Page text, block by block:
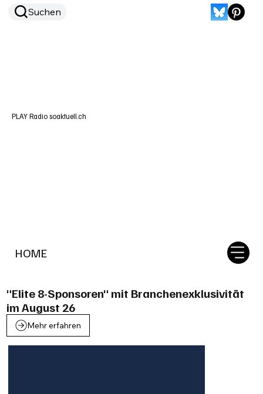
HOME
Suchen
PLAY Radio soaktuell.ch
"Elite 8-Sponsoren" mit Branchenexklusivität
im August 26
Mehr erfahren